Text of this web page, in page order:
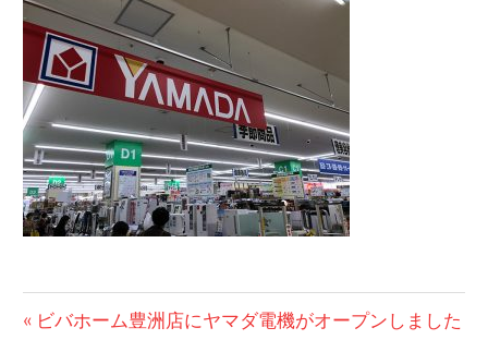
投
前
ビバホーム豊洲店にヤマダ電機がオープンしました